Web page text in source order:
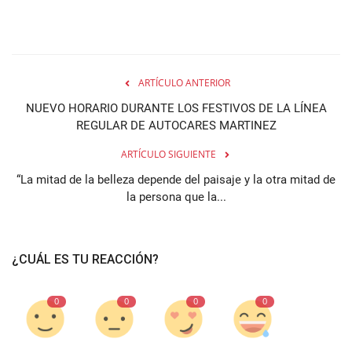
ARTÍCULO ANTERIOR
NUEVO HORARIO DURANTE LOS FESTIVOS DE LA LÍNEA
REGULAR DE AUTOCARES MARTINEZ
ARTÍCULO SIGUIENTE
“La mitad de la belleza depende del paisaje y la otra mitad de
la persona que la...
¿CUÁL ES TU REACCIÓN?
0 0 0 0